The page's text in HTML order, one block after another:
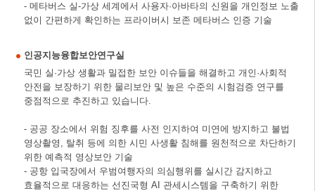
- 메타버스 실-가상 세계에서 사용자·아바타의 신원을 개인정보 노출
없이 간편하게 확인하는 프라이버시 보존 메타버스 인증 기술
인공지능융합보안연구실
국민 실·가상 생활과 밀접한 보안 이슈들을 해결하고 개인·사회적
안전을 보장하기 위한 물리보안 및 높은 수준의 시험검증 연구를
중점적으로 추진하고 있습니다.
- 공공 장소에서 위험 징후를 사전 인지하여 미연에 방지하고 불법
영상촬영, 탈취 등에 의한 시민 사생활 침해를 원천적으로 차단하기
위한 예측적 영상보안 기술
- 공항 입국장에서 우범여행자의 의심행위를 실시간 감지하고
효율적으로 대응하는 선진국형 AI 관세시스템을 구축하기 위한